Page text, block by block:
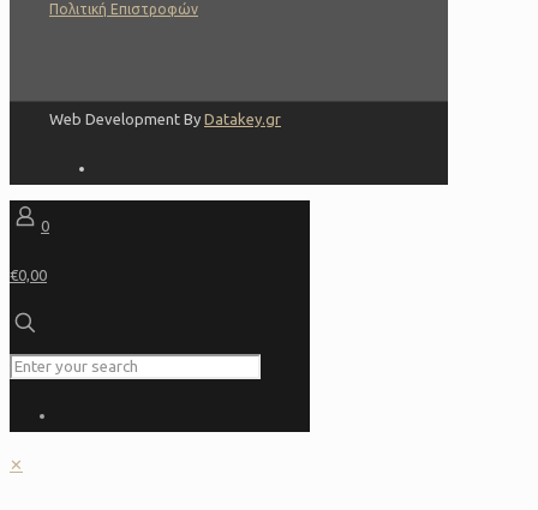
Πολιτική Επιστροφών
Web Development By Datakey.gr
0
€0,00
✕